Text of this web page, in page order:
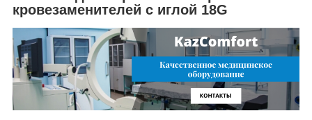
кровезаменителей с иглой 18G